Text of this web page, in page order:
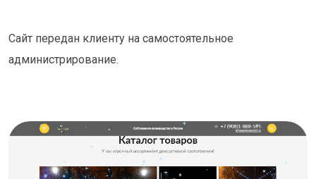
Сайт передан клиенту на самостоятельное
администрирование.